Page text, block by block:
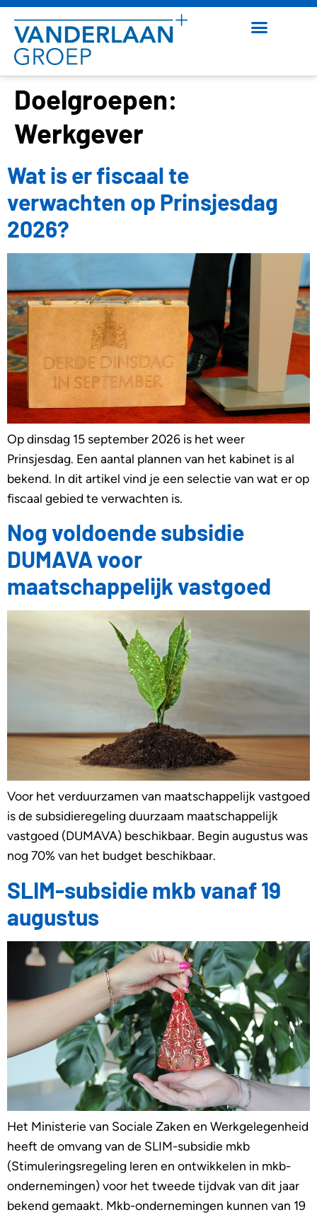
Doelgroepen:
Werkgever
Wat is er fiscaal te
verwachten op Prinsjesdag
2026?
Op dinsdag 15 september 2026 is het weer
Prinsjesdag. Een aantal plannen van het kabinet is al
bekend. In dit artikel vind je een selectie van wat er op
fiscaal gebied te verwachten is.
Nog voldoende subsidie
DUMAVA voor
maatschappelijk vastgoed
Voor het verduurzamen van maatschappelijk vastgoed
is de subsidieregeling duurzaam maatschappelijk
vastgoed (DUMAVA) beschikbaar. Begin augustus was
nog 70% van het budget beschikbaar.
SLIM-subsidie mkb vanaf 19
augustus
Het Ministerie van Sociale Zaken en Werkgelegenheid
heeft de omvang van de SLIM-subsidie mkb
(Stimuleringsregeling leren en ontwikkelen in mkb-
ondernemingen) voor het tweede tijdvak van dit jaar
bekend gemaakt. Mkb-ondernemingen kunnen van 19